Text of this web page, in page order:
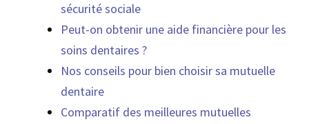
sécurité sociale
Peut-on obtenir une aide financière pour les
soins dentaires ?
Nos conseils pour bien choisir sa mutuelle
dentaire
Comparatif des meilleures mutuelles